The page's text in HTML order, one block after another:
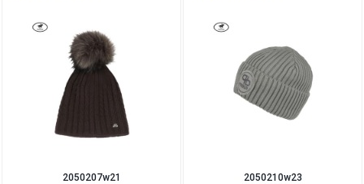
2050207w21 2050210w23